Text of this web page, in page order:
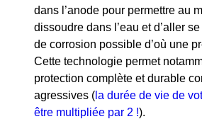
dans l’anode pour permettre au
dissoudre dans l’eau et d’aller
de corrosion possible d’où une
Cette technologie permet
protection complète et durable
agressives ( la durée de vie de
être multipliée par 2 !).